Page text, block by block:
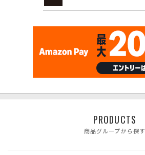
PRODUCTS
商品グループから探す